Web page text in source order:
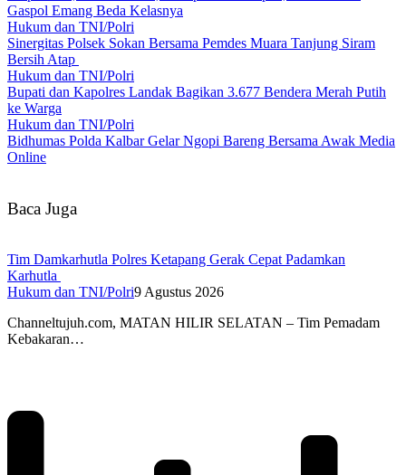
Gaspol Emang Beda Kelasnya
Hukum dan TNI/Polri
Sinergitas Polsek Sokan Bersama Pemdes Muara Tanjung Siram
Bersih Atap
Hukum dan TNI/Polri
Bupati dan Kapolres Landak Bagikan 3.677 Bendera Merah Putih
ke Warga
Hukum dan TNI/Polri
Bidhumas Polda Kalbar Gelar Ngopi Bareng Bersama Awak Media
Online
Baca Juga
Tim Damkarhutla Polres Ketapang Gerak Cepat Padamkan
Karhutla
Hukum dan TNI/Polri9 Agustus 2026
Channeltujuh.com, MATAN HILIR SELATAN – Tim Pemadam
Kebakaran…